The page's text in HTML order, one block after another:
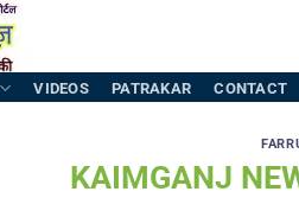
VIDEOS PATRAKAR CONTACT
KAIMGANJ